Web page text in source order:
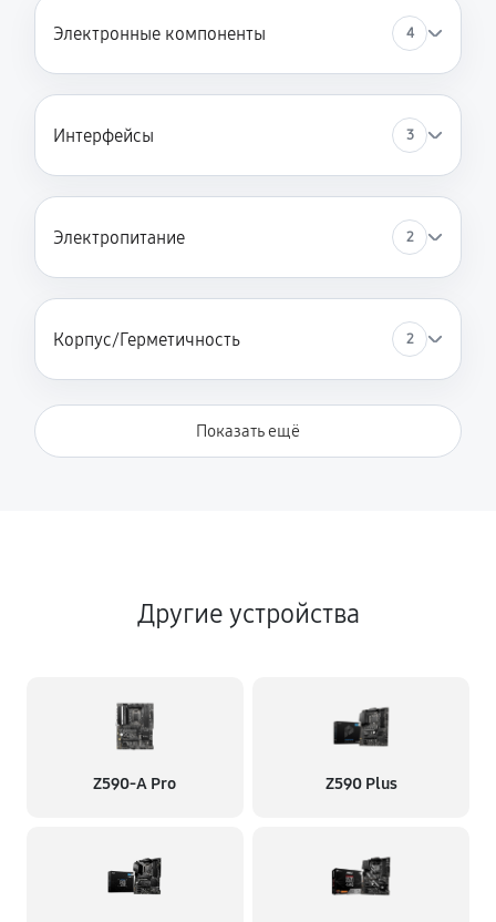
Электронные компоненты 4
Интерфейсы 3
Электропитание 2
Корпус/Герметичность 2
Показать ещё
Другие устройства
Z590-A Pro Z590 Plus